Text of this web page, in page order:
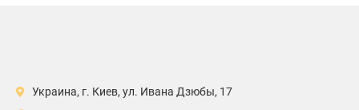
Украина, г. Киев, ул. Ивана Дзюбы, 17